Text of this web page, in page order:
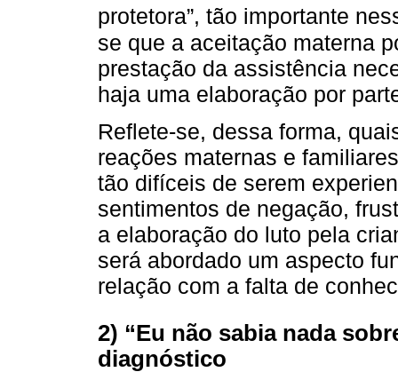
protetora”, tão importante
se que a aceitação materna
prestação da assistência
haja uma elaboração por
Reflete-se, dessa forma,
reações maternas e
tão difíceis de serem
sentimentos de negação,
a elaboração do luto pela
será abordado um aspecto
relação com a falta de
2) “Eu não sabia nada
diagnóstico